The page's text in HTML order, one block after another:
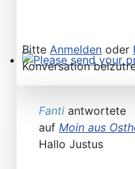
Bitte Anmelden oder
Konversation
Fanti antwortete
auf Moin aus
Hallo Justus